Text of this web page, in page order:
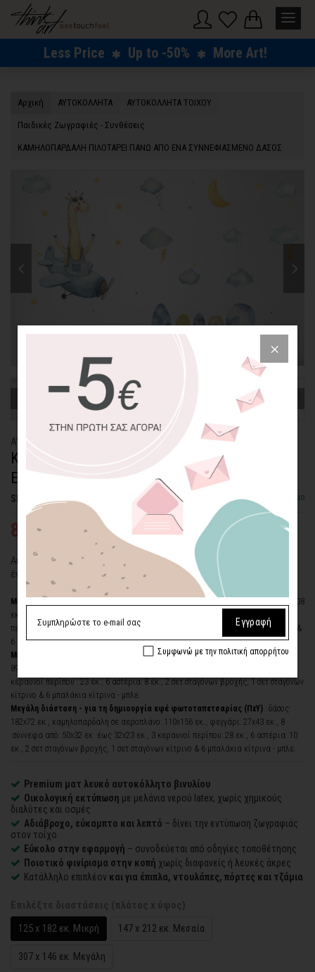
Less Price Up to -50% More Art!
Αρχική ΑΥΤΟΚΟΛΛΗΤΑ ΑΥΤΟΚΟΛΛΗΤΑ ΤΟΙΧΟΥ
Παιδικές Ζωγραφιές - Συνθέσεις
ΚΑΜΗΛΟΠΑΡΔΑΛΗ ΠΙΛΟΤΑΡΕΙ ΠΑΝΩ ΑΠΟ ΕΝΑ ΣΥΝΝΕΦΙΑΣΜΕΝΟ ΔΑΣΟΣ
ΑΥΤΟΚΟΛΛΗΤΟ ΤΟΙΧΟΥ
ΚΑΜΗΛΟΠΑΡΔΑΛΗ ΠΙΛΟΤΑΡΕΙ ΠΑΝΩ ΑΠΟ
ΕΝΑ ΣΥΝΝΕΦΙΑΣΜΕΝΟ ΔΑΣΟΣ
SKU: WLSTC-335-ADH Διαθέσιμο
87,59€ 125,13€
Αυτοκόλλητο τοίχου "Καμηλοπάρδαλη πιλοτάρει πάνω απο
ένα Συννεφιασμένο Δάσος" και η εξερεύνηση ξεκινά....
Μικρή διάσταση
: δάσος: 125x50 εκ., καμηλοπαρδαλη σε αεροπλάνο: 76x108
εκ., φεγγάρι: 19x30 εκ., 8 σύννεφα από: 35x22 εκ. έως 22x16 εκ., 3 κεραυνοί
περίπου : 20 εκ., 6 αστέρια: 7 εκ.,2 σετ σταγόνων βροχής, 1 σετ σταγόνων κίτρινο &
6 μπαλάκια κίτρινα - μπλε.
Μεσαία διάσταση
: δάσος: 146x59 εκ., καμηλοπαρδαλη σε αεροπλάνο:
89x126 εκ., φεγγάρι: 22x35 εκ., 8 σύννεφα από: 40x26 εκ.
κεραυνοί περίπου : 23 εκ., 6 αστέρια: 8 εκ., 2 σετ σταγόνων βροχής, 1 σετ σταγόνων
κίτρινο & 6 μπαλάκια κίτρινα - μπλε.
Μεγάλη διάσταση - για τη δημιουργία εφέ φωτοταπετσαρίας (ΠxΥ) : δάσος:
182x72 εκ., καμηλοπαρδαλη σε αεροπλάνο: 110x156 εκ., φεγγάρι: 27x43 εκ., 8
σύννεφα από: 50x32 εκ. έως 32x23 εκ., 3 κεραυνοί περίπου: 28 εκ., 6 αστέρια: 10
εκ., 2 σετ σταγόνων βροχής, 1 σετ σταγόνων κίτρινο & 6 μπαλάκια κίτρινα - μπλε.
Premium ματ λευκό αυτοκόλλητο βινυλίου
Οικολογική εκτύπωση με μελάνια νερού latex, χωρίς χημικούς
διαλύτες και οσμές
Αδιάβροχο, εύκαμπτο και λεπτό – δίνει την εντύπωση ζωγραφιάς
στον τοίχο
Εύκολο στην εφαρμογή – συνοδεύεται από οδηγίες τοποθέτησης
Ποιοτικό φινίρισμα στην κοπή χωρίς διαφανείς ή λευκές άκρες
Κατάλληλο επιπλέον και για έπιπλα, ντουλάπες, πόρτες και τζάμια
125 x 182 εκ. Μικρή
147 x 212 εκ. Μεσαία
307 x 146 εκ. Μεγάλη
Εγγραφή
Συμφωνώ με την πολιτική απορρήτου